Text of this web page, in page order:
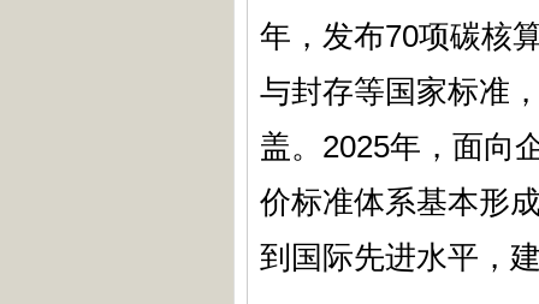
年，发布70项碳核
与封存等国家标准
盖。2025年，面向
价标准体系基本形
到国际先进水平，